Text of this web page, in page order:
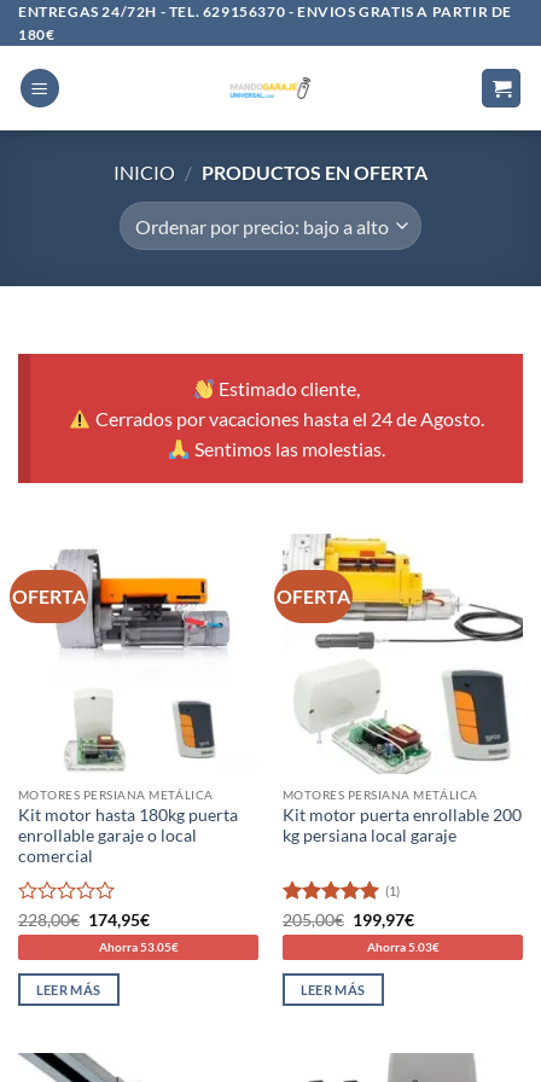
Saltar
al
contenido
ENTREGAS 24/72H - TEL. 629156370 - ENVIOS GRATIS A PARTIR DE
180€
INICIO / PRODUCTOS EN OFERTA
Estimado cliente,
Cerrados por vacaciones hasta el 24 de Agosto.
Sentimos las molestias.
OFERTA
MOTORES PERSIANA METÁLICA
Kit motor hasta 180kg puerta
enrollable garaje o local
comercial
Valorado
con
0
de
228,00€ El
precio
original
era:
228,00€.
174,95€El
precio
actual
es:
Ahorra 53.05€
LEER MÁS
OFERTA
MOTORES PERSIANA METÁLICA
Kit motor puerta enrollable 200
kg persiana local garaje
Valorado
con5de 5
(1)
205,00€ El
precio
original
era:
205,00€.
199,97€El
precio
actual
es:
Ahorra 5.03€
LEER MÁS